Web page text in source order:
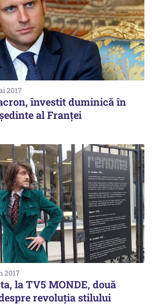
2017
învestit duminică în
al Franței
2017
la TV5 MONDE, două
revoluția stilului